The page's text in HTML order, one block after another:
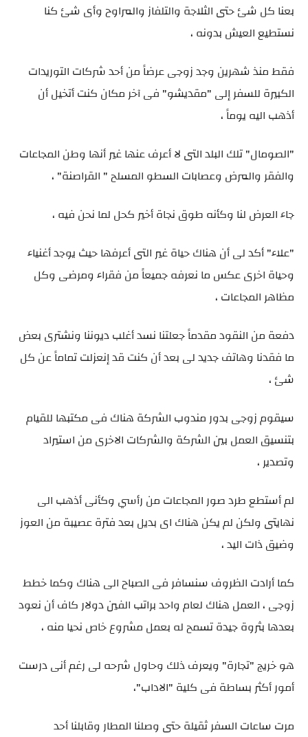
بعنا كل شئ حتى الثلاجة والتلفاز والمراوح وأى شئ كنا
نستطيع العيش بدونه ،
فقط منذ شهرين وجد زوجى عرضاً من أحد شركات التوريدات
الكبيرة للسفر إلى "مقديشو" فى آخر مكان كنت أتخيل أن
أذهب اليه يوماً ،
"الصومال" تلك البلد التى لا أعرف عنها غير أنها وطن المجاعات
والفقر والمرض وعصابات السطو المسلح " القراصنة" ،
جاء العرض لنا وكأنه طوق نجاة أخير كحل لما نحن فيه ،
"علاء" أكد لى أن هناك حياة غير التى أعرفها حيث يوجد أغنياء
وحياة اخرى عكس ما نعرفه جميعاً من فقراء ومرضى وكل
مظاهر المجاعات ،
دفعة من النقود مقدماً جعلتنا نسد أغلب ديوننا ونشترى بعض
ما فقدنا وهاتف جديد لى بعد أن كنت قد إنعزلت تماماً عن كل
شئ ،
سيقوم زوجى بدور مندوب الشركة هناك فى مكتبها للقيام
بتنسيق العمل بين الشركة والشركات الاخرى من استيراد
وتصدير ،
لم أستطع طرد صور المجاعات من رأسي وكأنى أذهب الى
نهايتى ولكن لم يكن هناك اى بديل بعد فترة عصيبة من العوز
وضيق ذات اليد ،
كما أرادت الظروف سنسافر فى الصباح الى هناك وكما خطط
زوجى ، العمل هناك لعام واحد براتب الفين دولار كاف أن نعود
بعدها بثروة جيدة تسمح له بعمل مشروع خاص نحيا منه ،
هو خريج "تجارة" ويعرف ذلك وحاول شرحه لى رغم أنى درست
أمور أكثر بساطة فى كلية "الاداب"،
مرت ساعات السفر ثقيلة حتى وصلنا المطار وقابلنا أحد